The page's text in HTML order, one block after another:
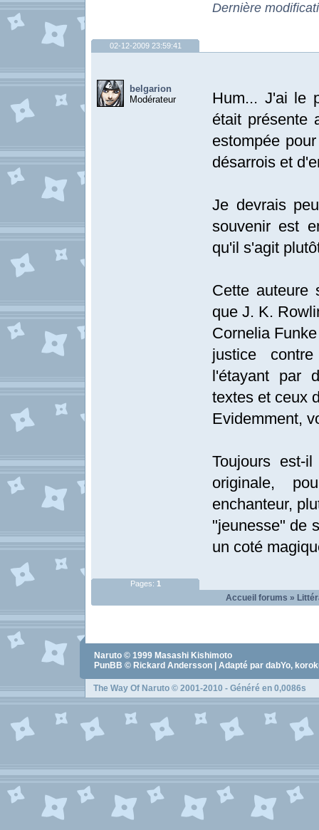
Dernière
02-12-2009 23:59:41
belgarion
Modérateur
Hum... J'ai le
était présente
estompée
désarrois et
Je devrais
souvenir est
qu'il s'agit
Cette auteure
que J. K.
Cornelia
justice
l'étayant par
textes et ceux
Evidemment,
Toujours est-
originale,
enchanteur,
"jeunesse" de
un coté
Pages: 1
Accueil forums »
Naruto © 1999 Masashi Kishimoto
PunBB © Rickard Andersson | Adapté par dabYo,
The Way Of Naruto © 2001-2010 - Généré en 0,0086s